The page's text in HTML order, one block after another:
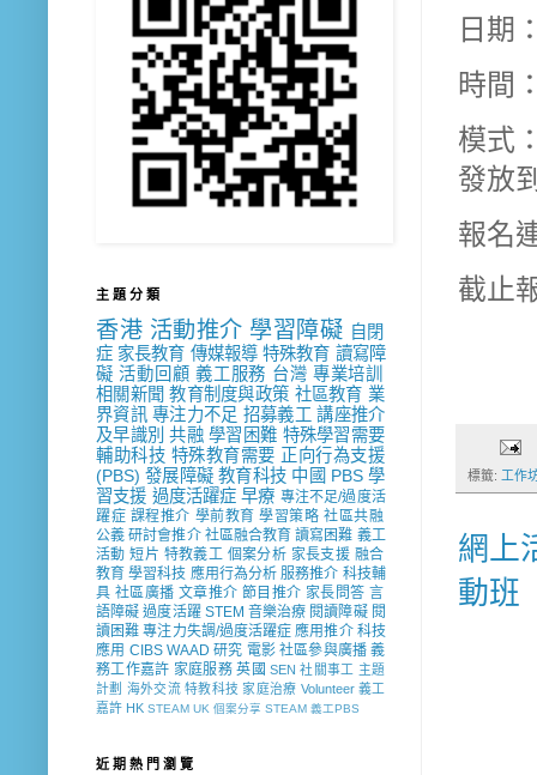
日期
時間
模式
發放
報名
截止
標籤: 工作
網上
動班
主 題 分 類
香港 活動推介 學習障礙 自閉
症 家長教育 傳媒報導 特殊教育 讀寫障
礙 活動回顧 義工服務 台灣 專業培訓
相關新聞 教育制度與政策 社區教育 業
界資訊 專注力不足 招募義工 講座推介
及早識別 共融 學習困難 特殊學習需要
輔助科技 特殊教育需要 正向行為支援
(PBS) 發展障礙 教育科技 中國 PBS 學
習支援 過度活躍症 早療 專注不足/過度活
躍症 課程推介 學前教育 學習策略 社區共融
公義 研討會推介 社區融合教育 讀寫困難 義工
活動 短片 特教義工 個案分析 家長支援 融合
教育 學習科技 應用行為分析 服務推介 科技輔
具 社區廣播 文章推介 節目推介 家長問答 言
語障礙 過度活躍 STEM 音樂治療 閱讀障礙 閱
讀困難 專注力失調/過度活躍症 應用推介 科技
應用 CIBS WAAD 研究 電影 社區參與廣播 義
務工作嘉許 家庭服務 英國 SEN 社關事工 主題
計劃 海外交流 特教科技 家庭治療 Volunteer 義工
嘉許 HK STEAM UK 個案分享 STEAM 義工PBS
近 期 熱 門 瀏 覽